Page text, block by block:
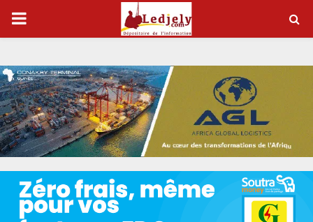
P
I
M
A